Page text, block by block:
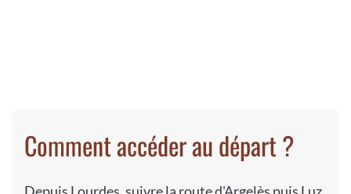
Comment accéder au départ ?